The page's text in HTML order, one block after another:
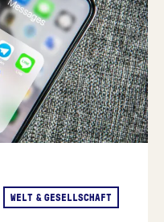
WELT & GESELLSCHAFT